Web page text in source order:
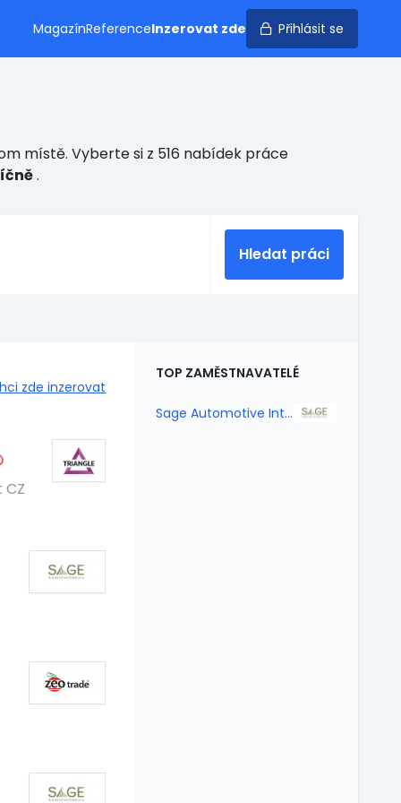
MagazínReferenceInzerovat zde Přihlásit se
místě. Vyberte si z 516 nabídek práce
.
Hledat práci
zde inzerovat
TOP ZAMĚSTNAVATELÉ
Sage Automotive Interiors, Strakonice Fabrics, s.r.o.